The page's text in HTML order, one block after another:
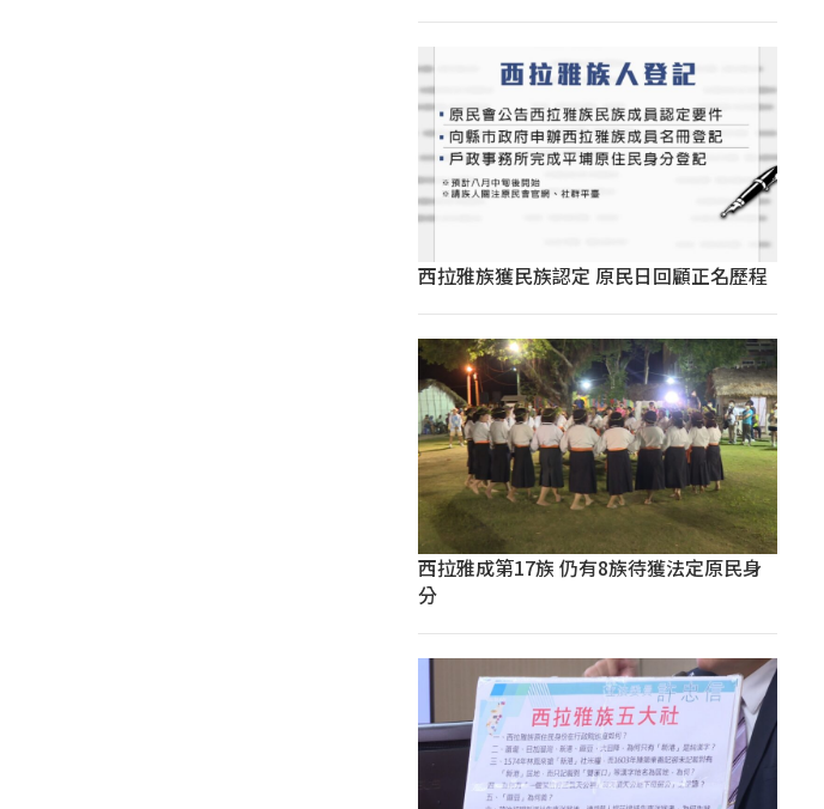
西拉雅族獲民族認定 原民日回顧正名歷程
西拉雅成第17族 仍有8族待獲法定原民身
分